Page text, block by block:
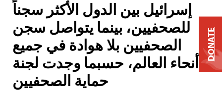
إسرائيل بين الدول الأكثر سجناً
للصحفيين، بينما يتواصل سجن
الصحفيين بلا هوادة في جميع
أنحاء العالم، حسبما وجدت لجنة
حماية الصحفيين
DONATE